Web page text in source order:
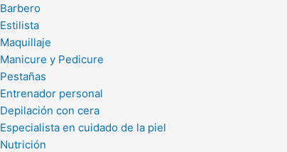
Barbero
Estilista
Maquillaje
Manicure y Pedicure
Pestañas
Entrenador personal
Depilación con cera
Especialista en cuidado de la piel
Nutrición